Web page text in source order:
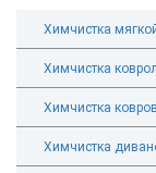
Химчистка
Химчистка
Химчистка ковров
Химчистка